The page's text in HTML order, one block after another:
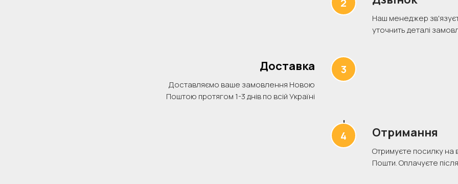
Наш менеджер
уточнить деталі
Доставка
Доставляємо ваше замовлення Новою
Поштою протягом 1-3 днів по всій Україні
Отримання
Отримуєте посилку на
Пошти. Оплачуєте